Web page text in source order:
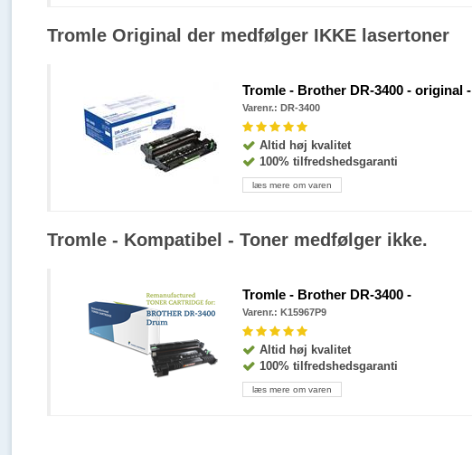
Tromle Original der medfølger IKKE lasertoner
Tromle - Brother DR-3400 - original -
Varenr.: DR-3400
Altid høj kvalitet
100% tilfredshedsgaranti
læs mere om varen
Tromle - Kompatibel - Toner medfølger ikke.
Tromle - Brother DR-3400 -
Varenr.: K15967P9
Altid høj kvalitet
100% tilfredshedsgaranti
læs mere om varen